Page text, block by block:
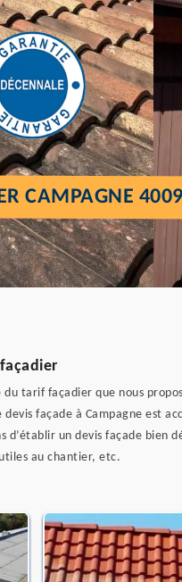
CAMPAGNE
du tarif façadier que nous
façade à Campagne est
d’établir un devis façade
au chantier, etc.